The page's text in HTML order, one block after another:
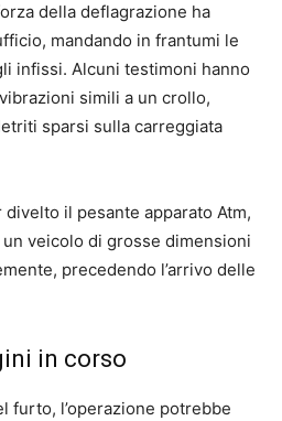
della deflagrazione ha
mandando in frantumi le
infissi. Alcuni testimoni hanno
simili a un crollo,
sparsi sulla carreggiata
il pesante apparato Atm,
veicolo di grosse dimensioni
precedendo l’arrivo delle
in corso
furto, l’operazione potrebbe